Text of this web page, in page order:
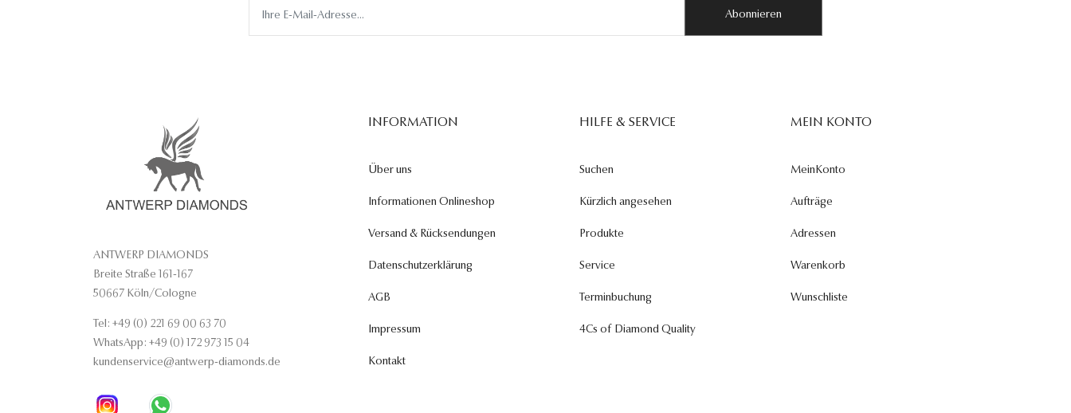
Abonnieren
ANTWERP DIAMONDS
Breite Straße 161-167
50667 Köln/Cologne
Tel: +49 (0) 221 69 00 63 70
WhatsApp: +49 (0) 172 973 15 04
kundenservice@antwerp-diamonds.de
INFORMATION
Über uns
Informationen Onlineshop
Versand & Rücksendungen
Datenschutzerklärung
AGB
Impressum
Kontakt
HILFE & SERVICE
Suchen
Kürzlich angesehen
Produkte
Service
Terminbuchung
4Cs of Diamond Quality
MEIN KONTO
MeinKonto
Aufträge
Adressen
Warenkorb
Wunschliste